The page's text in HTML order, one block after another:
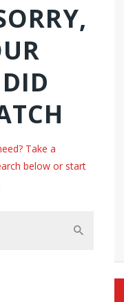
Take a
below or start